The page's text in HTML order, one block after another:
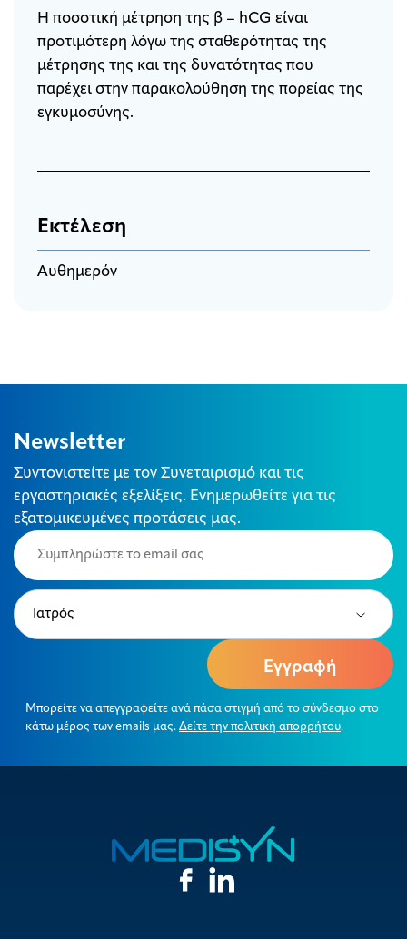
Η ποσοτική μέτρηση της β – hCG είναι
προτιμότερη λόγω της σταθερότητας της
μέτρησης της και της δυνατότητας που
παρέχει στην παρακολούθηση της πορείας της
εγκυμοσύνης.
Εκτέλεση
Αυθημερόν
Newsletter
Συντονιστείτε με τον Συνεταιρισμό και τις
εργαστηριακές εξελίξεις. Ενημερωθείτε για τις
εξατομικευμένες προτάσεις μας.
Email
(Required)
Type
(Required)
Μπορείτε να απεγγραφείτε ανά πάσα στιγμή από το σύνδεσμο στο
κάτω μέρος των emails μας. Δείτε την πολιτική απορρήτου.